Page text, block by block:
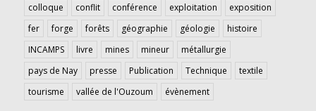
colloque
conflit conférence exploitation
exposition
fer
forge forêts géographie géologie
histoire
INCAMPS
livre mines mineur
métallurgie
pays de Nay
presse Publication Technique
textile
tourisme
vallée de l'Ouzoum évènement